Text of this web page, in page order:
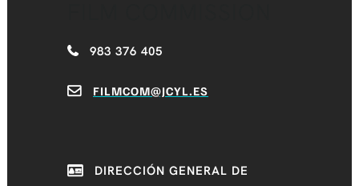
983 376 405
FILMCOM@JCYL.ES
DIRECCIÓN GENERAL DE